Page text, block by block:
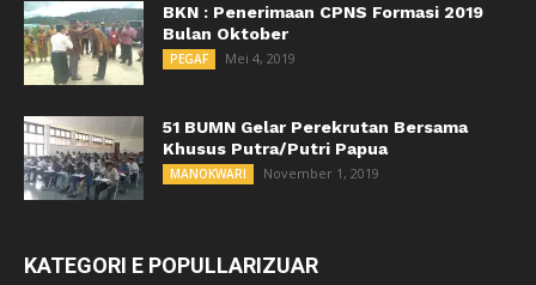
BKN : Penerimaan CPNS Formasi 2019
Bulan Oktober
PEGAF Mei 4, 2019
51 BUMN Gelar Perekrutan Bersama
Khusus Putra/Putri Papua
MANOKWARI November 1, 2019
KATEGORI E POPULLARIZUAR